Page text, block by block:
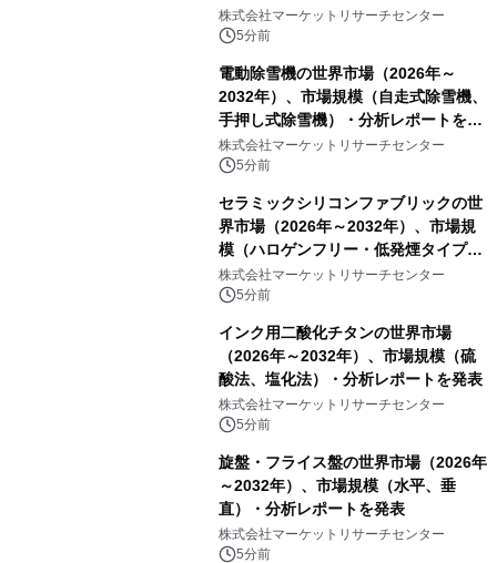
mm、その他）・分析レポートを発表
株式会社マーケットリサーチセンター
5分前
電動除雪機の世界市場（2026年～
2032年）、市場規模（自走式除雪機、
手押し式除雪機）・分析レポートを発
表
株式会社マーケットリサーチセンター
5分前
セラミックシリコンファブリックの世
界市場（2026年～2032年）、市場規
模（ハロゲンフリー・低発煙タイプ、
高膨張タイプ）・分析レポートを発表
株式会社マーケットリサーチセンター
5分前
インク用二酸化チタンの世界市場
（2026年～2032年）、市場規模（硫
酸法、塩化法）・分析レポートを発表
株式会社マーケットリサーチセンター
5分前
旋盤・フライス盤の世界市場（2026年
～2032年）、市場規模（水平、垂
直）・分析レポートを発表
株式会社マーケットリサーチセンター
5分前